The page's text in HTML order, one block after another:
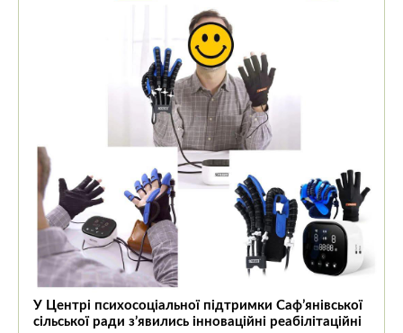
У Центрі психосоціальної підтримки Сафʼянівської
сільської ради з’явились інноваційні реабілітаційні